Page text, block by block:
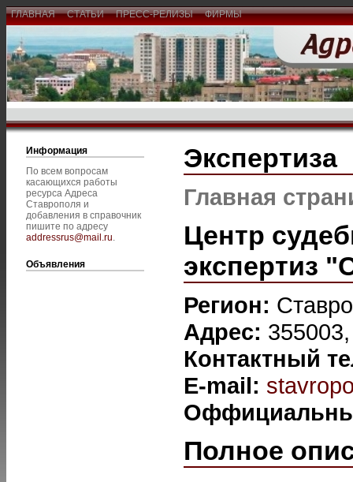
ГЛАВНАЯ СТАТЬИ ПРЕСС-РЕЛИЗЫ ФИРМЫ
Информация
По всем вопросам
касающихся работы
ресурса Адреса
Ставрополя и
добавления в справочник
пишите по адресу
addressrus@mail.ru.
Объявления
Экспертиза
Главная
Центр
экспертиз
Регион:
Адрес:
Контактный
E-mail:
Полное